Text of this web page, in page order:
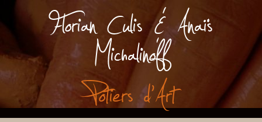
Florian Culis & Anaïs
Michalinoff
Potiers d'Art